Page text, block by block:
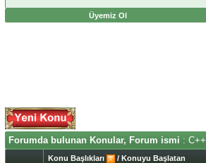
Üyemiz Ol
Forumda bulunan Konular, Forum ismi : C++
Konu Başlıkları / Konuyu Başlatan